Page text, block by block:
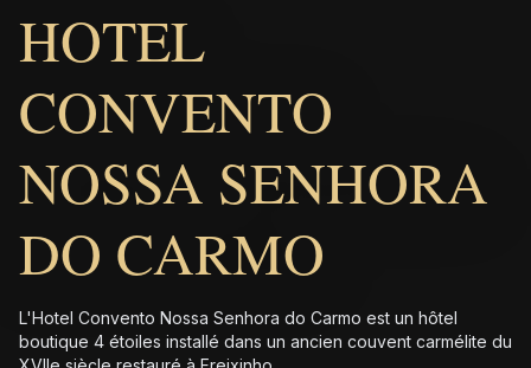
HOTEL
CONVENTO
NOSSA SENHORA
DO CARMO
L'Hotel Convento Nossa Senhora do Carmo est un hôtel
boutique 4 étoiles installé dans un ancien couvent carmélite du